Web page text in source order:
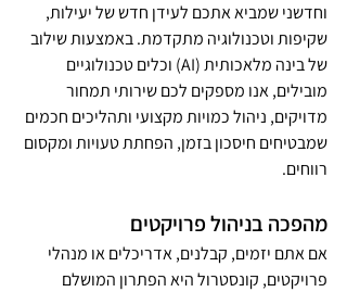
וחדשני שמביא אתכם לעידן חדש של יעילות,
שקיפות וטכנולוגיה מתקדמת. באמצעות שילוב
של בינה מלאכותית (AI) וכלים טכנולוגיים
מובילים, אנו מספקים לכם שירותי תמחור
מדויקים, ניהול כמויות מקצועי ותהליכים חכמים
שמבטיחים חיסכון בזמן, הפחתת טעויות ומקסום
רווחים.
מהפכה בניהול פרויקטים
אם אתם יזמים, קבלנים, אדריכלים או מנהלי
פרויקטים, קונסטרול היא הפתרון המושלם